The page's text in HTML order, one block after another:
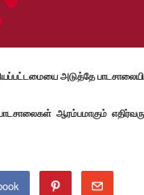
அடுத்தே
ஆரம்பமாகும்